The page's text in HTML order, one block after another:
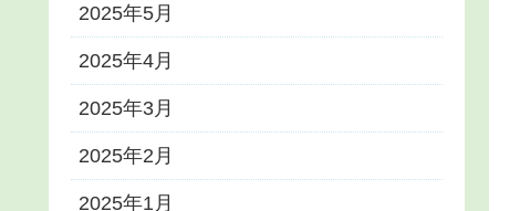
2025年5月
2025年4月
2025年3月
2025年2月
2025年1月